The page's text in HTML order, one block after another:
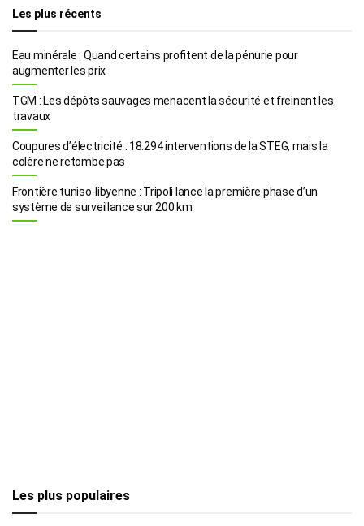
Les plus récents
Eau minérale : Quand certains profitent de la pénurie pour
augmenter les prix
TGM : Les dépôts sauvages menacent la sécurité et freinent les
travaux
Coupures d’électricité : 18.294 interventions de la STEG, mais la
colère ne retombe pas
Frontière tuniso-libyenne : Tripoli lance la première phase d’un
système de surveillance sur 200 km
Les plus populaires